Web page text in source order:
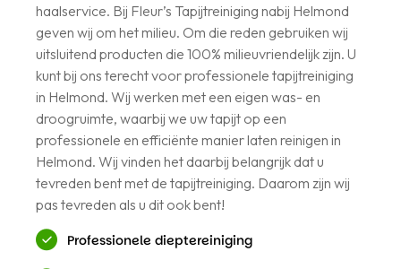
haalservice. Bij Fleur’s Tapijtreiniging nabij Helmond
geven wij om het milieu. Om die reden gebruiken wij
uitsluitend producten die 100% milieuvriendelijk zijn. U
kunt bij ons terecht voor professionele tapijtreiniging
in Helmond. Wij werken met een eigen was- en
droogruimte, waarbij we uw tapijt op een
professionele en efficiënte manier laten reinigen in
Helmond. Wij vinden het daarbij belangrijk dat u
tevreden bent met de tapijtreiniging. Daarom zijn wij
pas tevreden als u dit ook bent!
Professionele dieptereiniging